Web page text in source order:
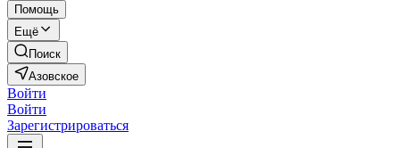
Помощь
Ещё
Поиск
Азовское
Войти
Войти
Зарегистрироваться